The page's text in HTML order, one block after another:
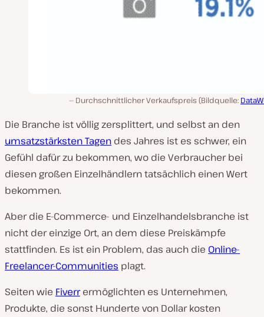
Durchschnittlicher Verkaufspreis (Bildquelle:
Die Branche ist völlig zersplittert, und selbst an den
umsatzstärksten Tagen des Jahres ist es schwer, ein
Gefühl dafür zu bekommen, wo die Verbraucher bei
diesen großen Einzelhändlern tatsächlich einen Wert
bekommen.
Aber die E-Commerce- und Einzelhandelsbranche ist
nicht der einzige Ort, an dem diese Preiskämpfe
stattfinden. Es ist ein Problem, das auch die Online-
Freelancer-Communities plagt.
Seiten wie Fiverrermöglichten es Unternehmen,
Produkte, die sonst Hunderte von Dollar kosten